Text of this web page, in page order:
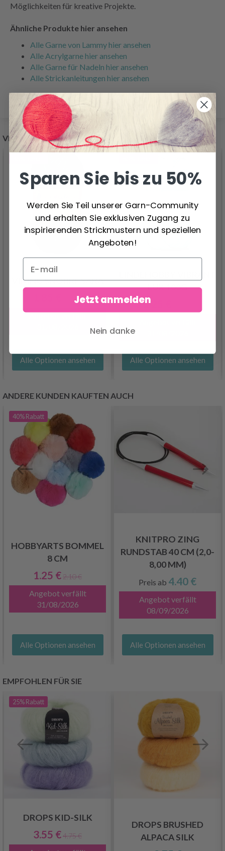
Möglichkeiten für kreative Projekte.
Ähnliche Produkte hier ansehen
Alle Garne von Lammy hier ansehen
Alle Acrylgarne hier ansehen
Alle Garne für Nadeln hier ansehen
Alle Strickanleitungen hier ansehen
VERWANDTE PRODUKTE
VIKING SNORRE SARA
2.90 €
Angebot verfällt
Alle Optionen ansehen
LUX 100G
2.25 €
Alle Optionen ansehen
ANDERE KUNDEN KAUFTEN AUCH
40%Rabatt
HOBBYARTS BOMMEL
8 CM
1.25 €2.10 €
Angebot verfällt
31/08/2026
Alle Optionen ansehen
KNITPRO ZING
RUNDSTAB 40 CM (2,0-
8,00 MM)
Preis ab 4.40 €
Angebot verfällt
08/09/2026
Alle Optionen ansehen
EMPFOHLEN FÜR SIE
25%Rabatt
DROPS KID-SILK
3.55 €4.75 €
DROPS BRUSHED
ALPACA SILK
Sparen Sie bis zu 50%
Werden Sie Teil unserer Garn-Community
und erhalten Sie exklusiven Zugang zu
inspirierenden Strickmustern und speziellen
Angeboten!
Jetzt anmelden
Nein danke